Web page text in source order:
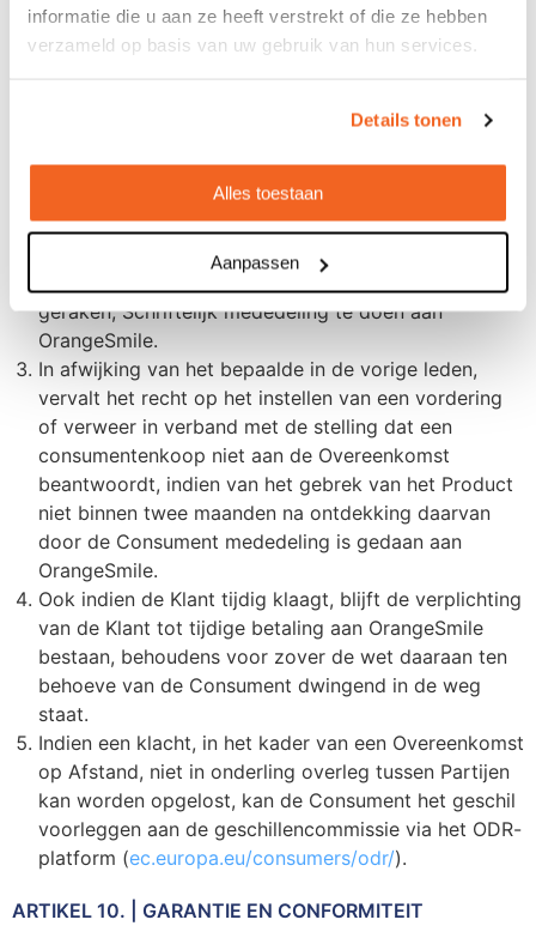
informatie die u aan ze heeft verstrekt of die ze hebben
verzameld op basis van uw gebruik van hun services.
Details tonen
Alles toestaan
Aanpassen
onderzoeken of het geleverde aan de Overeenkomst
beantwoordt en de Producten vrij zijn van zichtbare
schade of gebreken. Klachten daaromtrent dient de
In geval van ten tijde van de levering voor de Klant
redelijkerwijs niet zichtbare of anderszins kenbare
gebreken, dient de Klant daarvan binnen vijf dagen
nadat hij van het bestaan van het gebrek in kennis is
geraken, Schriftelijk mededeling te doen aan
OrangeSmile.
In afwijking van het bepaalde in de vorige leden,
vervalt het recht op het instellen van een vordering
of verweer in verband met de stelling dat een
consumentenkoop niet aan de Overeenkomst
beantwoordt, indien van het gebrek van het Product
niet binnen twee maanden na ontdekking daarvan
door de Consument mededeling is gedaan aan
OrangeSmile.
Ook indien de Klant tijdig klaagt, blijft de verplichting
van de Klant tot tijdige betaling aan OrangeSmile
bestaan, behoudens voor zover de wet daaraan ten
behoeve van de Consument dwingend in de weg
staat.
Indien een klacht, in het kader van een Overeenkomst
op Afstand, niet in onderling overleg tussen Partijen
kan worden opgelost, kan de Consument het geschil
voorleggen aan de geschillencommissie via het ODR-
platform (ec.europa.eu/consumers/odr/).
ARTIKEL 10. | GARANTIE EN CONFORMITEIT